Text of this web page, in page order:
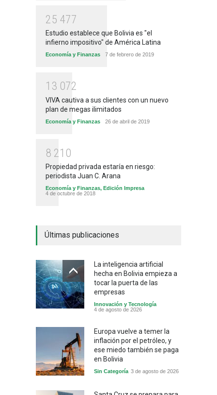
25 477
Estudio establece que Bolivia es "el
infierno impositivo" de América Latina
Economía y Finanzas 7 de febrero de 2019
1 3 072
VIVA cautiva a sus clientes con un nuevo
plan de megas ilimitados
Economía y Finanzas 26 de abril de 2019
8 21 0
Propiedad privada estaría en riesgo:
periodista Juan C. Arana
Economía y Finanzas, Edición Impresa
4 de octubre de 2018
Últimas publicaciones
La inteligencia artificial
hecha en Bolivia empieza a
tocar la puerta de las
empresas
Innovación y Tecnología
4 de agosto de 2026
Europa vuelve a temer la
inflación por el petróleo, y
ese miedo también se paga
en Bolivia
Sin Categoría 3 de agosto de 2026